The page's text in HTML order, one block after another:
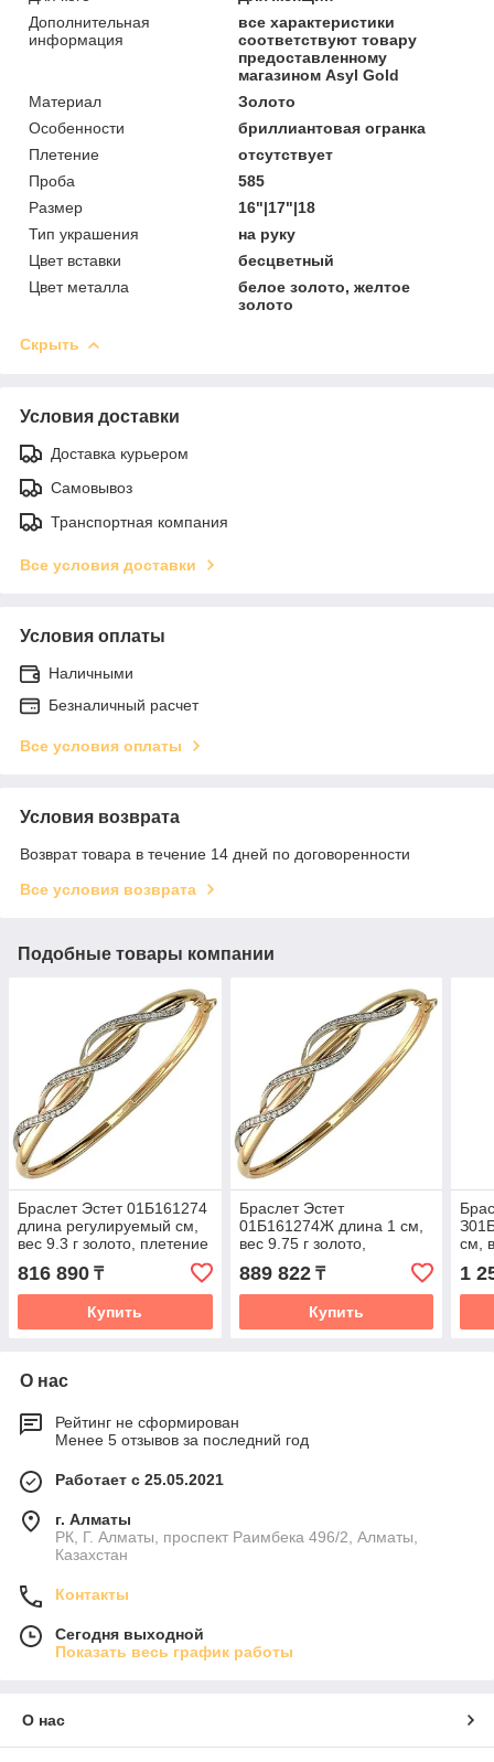
Дополнительная
информация
все характеристики
соответствуют товару
предоставленному
магазином Asyl Gold
Материал
Золото
Особенности
бриллиантовая огранка
Плетение
отсутствует
Проба
585
Размер
16"|17"|18
Тип украшения
на руку
Цвет вставки
бесцветный
Цвет металла
белое золото, желтое
золото
Скрыть
Условия доставки
Доставка курьером
Самовывоз
Транспортная компания
Все условия доставки
Условия оплаты
Наличными
Безналичный расчет
Все условия оплаты
Условия возврата
Возврат товара в течение 14 дней по договоренности
Все условия возврата
Подобные товары компании
Браслет Эстет 01Б161274
длина регулируемый см,
вес 9.3 г золото, плетение
отсутствует
816 890 ₸
Купить
Браслет Эстет
01Б161274Ж длина 1 см,
вес 9.75 г золото,
плетение отсутствует
889 822₸
Купить
см,
1
О нас
Рейтинг не сформирован
Менее 5 отзывов за последний год
Работает с 25.05.2021
г. Алматы
РК, Г. Алматы, проспект Раимбека 496/2, Алматы,
Казахстан
Контакты
Сегодня выходной
Показать весь график работы
О нас